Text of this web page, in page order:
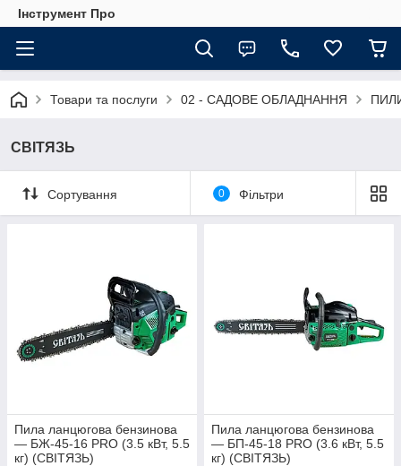
Інструмент Про
Товари та послуги 02 - САДОВЕ ОБЛАДНАННЯ
СВІТЯЗЬ
Сортування 0 Фільтри
Пила ланцюгова бензинова
— БЖ-45-16 PRO (3.5 кВт, 5.5
кг) (СВІТЯЗЬ)
Пила ланцюгова бензинова
— БП-45-18 PRO (3.6 кВт, 5.5
кг) (СВІТЯЗЬ)